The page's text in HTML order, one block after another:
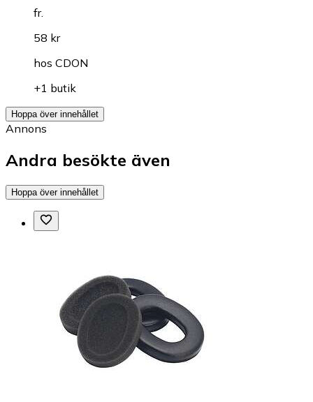
fr.
58 kr
hos CDON
+1 butik
Hoppa över innehållet
Annons
Andra besökte även
Hoppa över innehållet